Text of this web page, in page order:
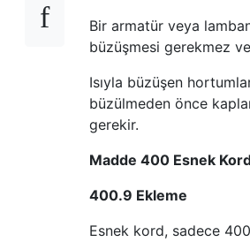
Bir armatür veya
büzüşmesi gerekmez
Isıyla büzüşen
büzülmeden önce
gerekir.
Madde 400 Esnek
400.9 Ekleme
Esnek kord, sadece